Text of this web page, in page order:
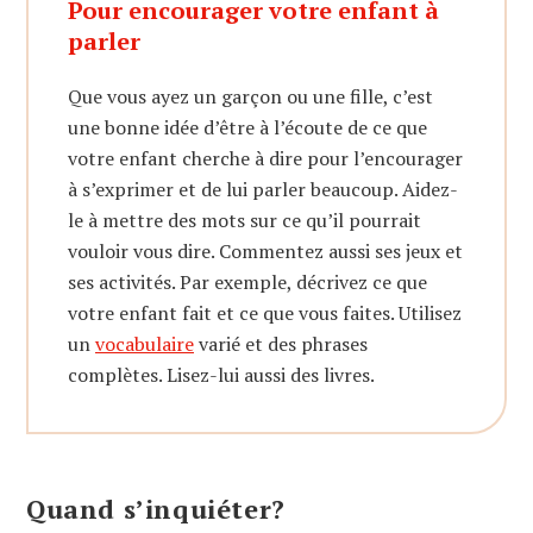
Pour encourager votre enfant à
parler
Que vous ayez un garçon ou une fille, c’est
une bonne idée d’être à l’écoute de ce que
votre enfant cherche à dire pour l’encourager
à s’exprimer et de lui parler beaucoup. Aidez-
le à mettre des mots sur ce qu’il pourrait
vouloir vous dire. Commentez aussi ses jeux et
ses activités. Par exemple, décrivez ce que
votre enfant fait et ce que vous faites. Utilisez
unvocabulairevarié et des phrases
complètes. Lisez-lui aussi des livres.
Quand s’inquiéter?